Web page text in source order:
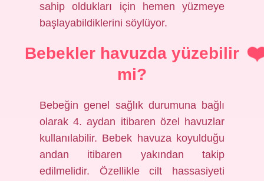
sahip oldukları için hemen yüzmeye
başlayabildiklerini söylüyor.
Bebekler havuzda yüzebilir
mi?
Bebeğin genel sağlık durumuna bağlı
olarak 4. aydan itibaren özel havuzlar
kullanılabilir. Bebek havuza koyulduğu
andan itibaren yakından takip
edilmelidir. Özellikle cilt hassasiyeti